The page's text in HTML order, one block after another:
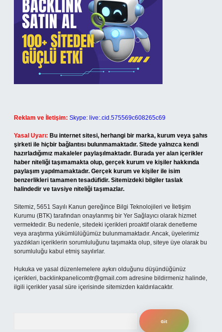
Reklam ve İletişim: Skype: live:.cid.575569c608265c69
Yasal Uyarı: Bu internet sitesi, herhangi bir marka, kurum veya şahıs
şirketi ile hiçbir bağlantısı bulunmamaktadır. Sitede yalnızca kendi
hazırladığımız makaleler paylaşılmaktadır. Burada yer alan içerikler
haber niteliği taşımamakta olup, gerçek kurum ve kişiler hakkında
paylaşım yapılmamaktadır. Gerçek kurum ve kişiler ile isim
benzerlikleri tamamen tesadüfidir. Sitemizdeki bilgiler taslak
halindedir ve tavsiye niteliği taşımazlar.
Sitemiz, 5651 Sayılı Kanun gereğince Bilgi Teknolojileri ve İletişim
Kurumu (BTK) tarafından onaylanmış bir Yer Sağlayıcı olarak hizmet
vermektedir. Bu nedenle, sitedeki içerikleri proaktif olarak denetleme
veya araştırma yükümlülüğümüz bulunmamaktadır. Ancak, üyelerimiz
yazdıkları içeriklerin sorumluluğunu taşımakta olup, siteye üye olarak bu
sorumluluğu kabul etmiş sayılırlar.
Hukuka ve yasal düzenlemelere aykırı olduğunu düşündüğünüz
içerikleri, backlinkpanelicomtr@gmail.com adresine bildirmeniz halinde,
ilgili içerikler yasal süre içerisinde sitemizden kaldırılacaktır.